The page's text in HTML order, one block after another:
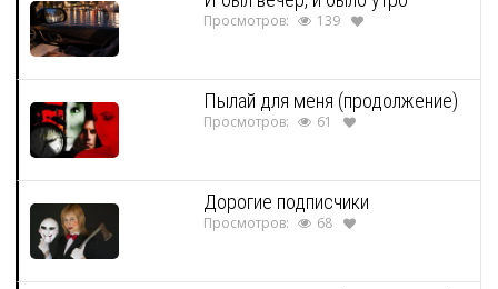
Просмотров: 139
Пылай для меня (продолжение)
Просмотров: 61
Дорогие подписчики
Просмотров: 68